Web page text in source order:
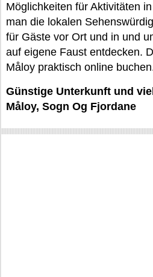
Möglichkeiten für Aktivitäten
man die lokalen
für Gäste vor Ort und in und
auf eigene Faust entdecken.
Måloy praktisch online
Günstige Unterkunft und
Måloy, Sogn Og Fjordane